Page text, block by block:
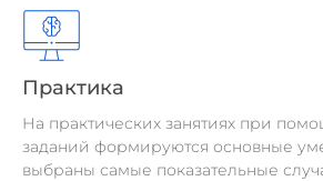
Практика
На практических занятиях при
заданий формируются основные
выбраны самые показательные